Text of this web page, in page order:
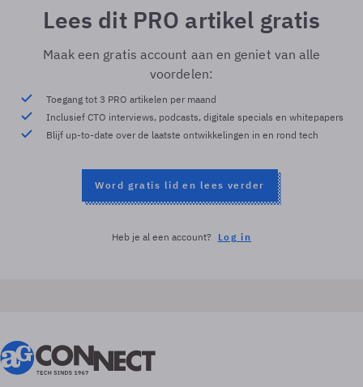
Lees dit PRO artikel gratis
Maak een gratis account aan en geniet van alle
voordelen:
Toegang tot 3 PRO artikelen per maand
Inclusief CTO interviews, podcasts, digitale specials en whitepapers
Blijf up-to-date over de laatste ontwikkelingen in en rond tech
Word gratis lid en lees verder
Heb je al een account? Log in